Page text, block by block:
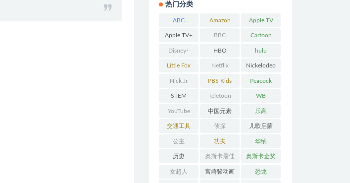
热门分类
ABC Amazon
Prime
Apple TV
Apple TV+ BBC Cartoon
Network
Disney+ HBO hulu
Little Fox Netflix Nickelodeo
n
Nick Jr PBS Kids Peacock
STEM Teletoon WB
YouTube 中国元素 乐高
交通工具 侦探 儿歌启蒙
公主 功夫 华纳
历史 奥斯卡最佳
动画
奥斯卡金奖
女超人 宫崎骏动画 恐龙